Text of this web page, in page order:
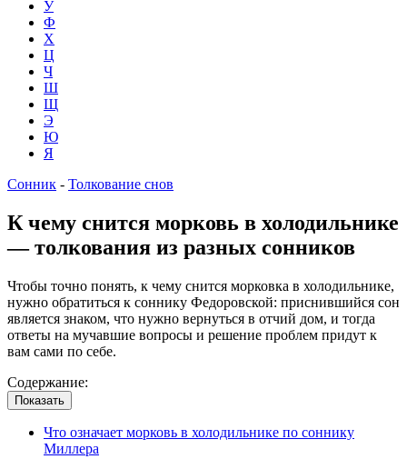
У
Ф
Х
Ц
Ч
Ш
Щ
Э
Ю
Я
Сонник - Толкование снов
К чему снится морковь в холодильнике
— толкования из разных сонников
Чтобы точно понять, к чему снится морковка в холодильнике,
нужно обратиться к соннику Федоровской: приснившийся сон
является знаком, что нужно вернуться в отчий дом, и тогда
ответы на мучавшие вопросы и решение проблем придут к
вам сами по себе.
Содержание:
Показать
Что означает морковь в холодильнике по соннику
Миллера